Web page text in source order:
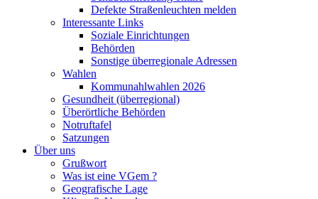
Defekte Straßenleuchten melden
Interessante Links
Soziale Einrichtungen
Behörden
Sonstige überregionale Adressen
Wahlen
Kommunahlwahlen 2026
Gesundheit (überregional)
Überörtliche Behörden
Notruftafel
Satzungen
Über uns
Grußwort
Was ist eine VGem ?
Geografische Lage